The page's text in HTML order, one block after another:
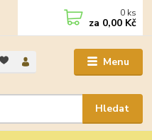
Menu
Hledat
0 ks
za 0,00 Kč